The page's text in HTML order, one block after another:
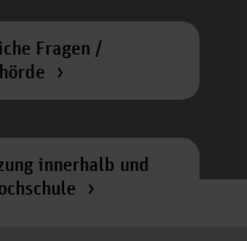
Fragen /
innerhalb und